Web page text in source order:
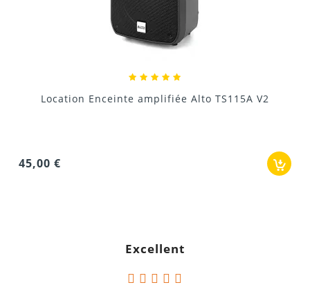
Donnez votre avis !
Enceinte amplifiée Alto TS115A V2
Excellent